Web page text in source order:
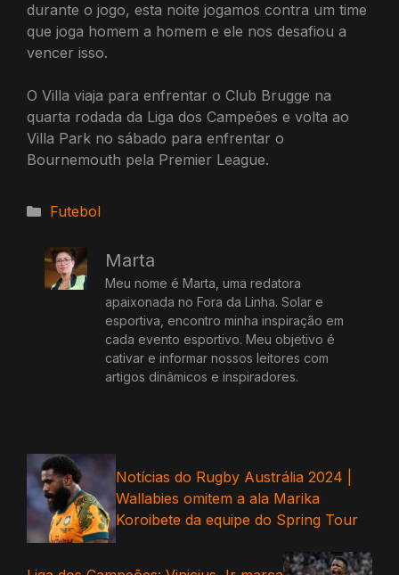
durante o jogo, esta noite jogamos contra um time
que joga homem a homem e ele nos desafiou a
vencer isso.
O Villa viaja para enfrentar o Club Brugge na
quarta rodada da Liga dos Campeões e volta ao
Villa Park no sábado para enfrentar o
Bournemouth pela Premier League.
Categorias
Futebol
Marta
Meu nome é Marta, uma redatora
apaixonada no Fora da Linha. Solar e
esportiva, encontro minha inspiração em
cada evento esportivo. Meu objetivo é
cativar e informar nossos leitores com
artigos dinâmicos e inspiradores.
Notícias do Rugby Austrália 2024 |
Wallabies omitem a ala Marika
Koroibete da equipe do Spring Tour